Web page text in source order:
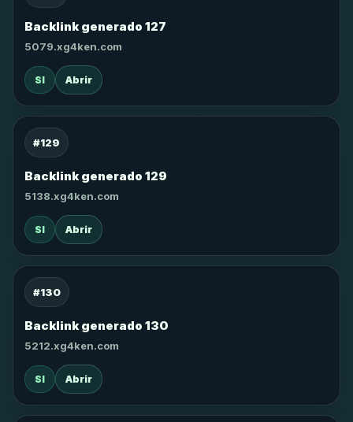
Backlink generado 127
5079.xg4ken.com
SI Abrir
#129
Backlink generado 129
5138.xg4ken.com
SI Abrir
#130
Backlink generado 130
5212.xg4ken.com
SI Abrir